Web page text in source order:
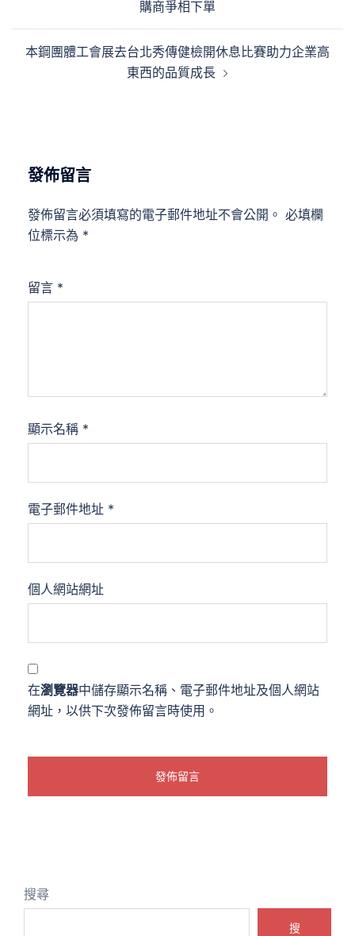
購商爭相下單
本鋼團體工會展去台北秀傳健檢開休息比賽助力企業高
東西的品質成長
發佈留言
發佈留言必須填寫的電子郵件地址不會公開。 必填欄
位標示為 *
留言 *
顯示名稱 *
電子郵件地址 *
個人網站網址
在瀏覽器中儲存顯示名稱、電子郵件地址及個人網站
網址，以供下次發佈留言時使用。
搜尋
搜